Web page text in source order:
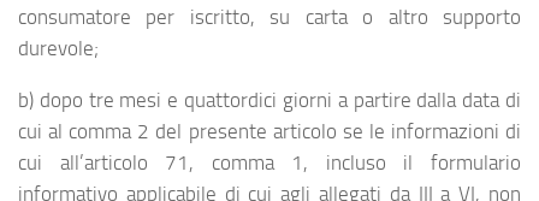
consumatore per iscritto, su carta o altro supporto
durevole;
b) dopo tre mesi e quattordici giorni a partire dalla data di
cui al comma 2 del presente articolo se le informazioni di
cui all’articolo 71, comma 1, incluso il formulario
informativo applicabile di cui agli allegati da III a VI, non